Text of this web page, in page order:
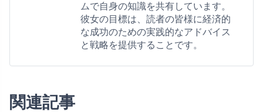
ムで自身の知識を共有しています。
彼女の目標は、読者の皆様に経済的
な成功のための実践的なアドバイス
と戦略を提供することです。
関連記事